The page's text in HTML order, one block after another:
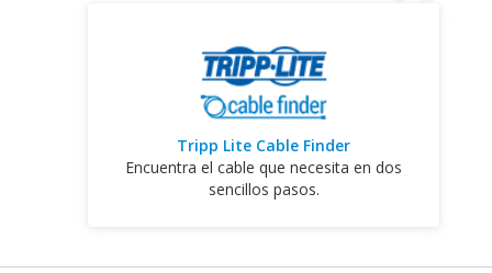
Tripp Lite Cable Finder
Encuentra el cable que necesita en dos
sencillos pasos.